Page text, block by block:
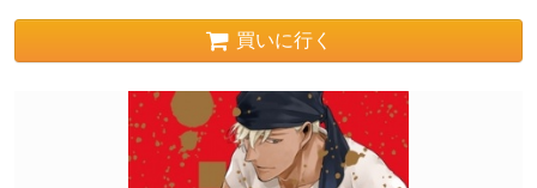
買いに行く